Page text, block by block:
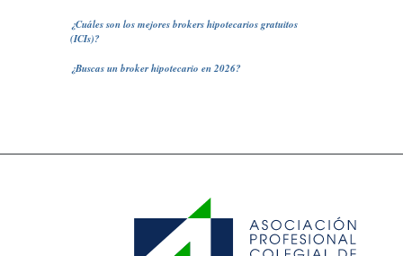
¿Cuáles son los mejores brokers hipotecarios gratuitos
(ICIs)?
¿Buscas un broker hipotecario en 2026?